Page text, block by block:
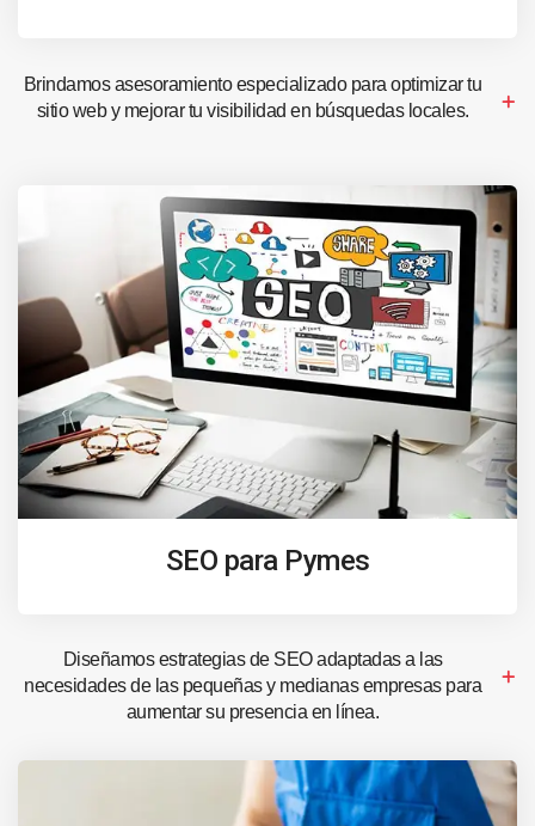
Brindamos asesoramiento especializado para optimizar tu
sitio web y mejorar tu visibilidad en búsquedas locales.
SEO para Pymes
Diseñamos estrategias de SEO adaptadas a las
necesidades de las pequeñas y medianas empresas para
aumentar su presencia en línea.